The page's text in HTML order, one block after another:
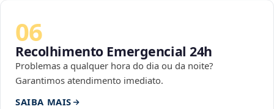
06
Recolhimento Emergencial 24h
Problemas a qualquer hora do dia ou da noite?
Garantimos atendimento imediato.
SAIBA MAIS